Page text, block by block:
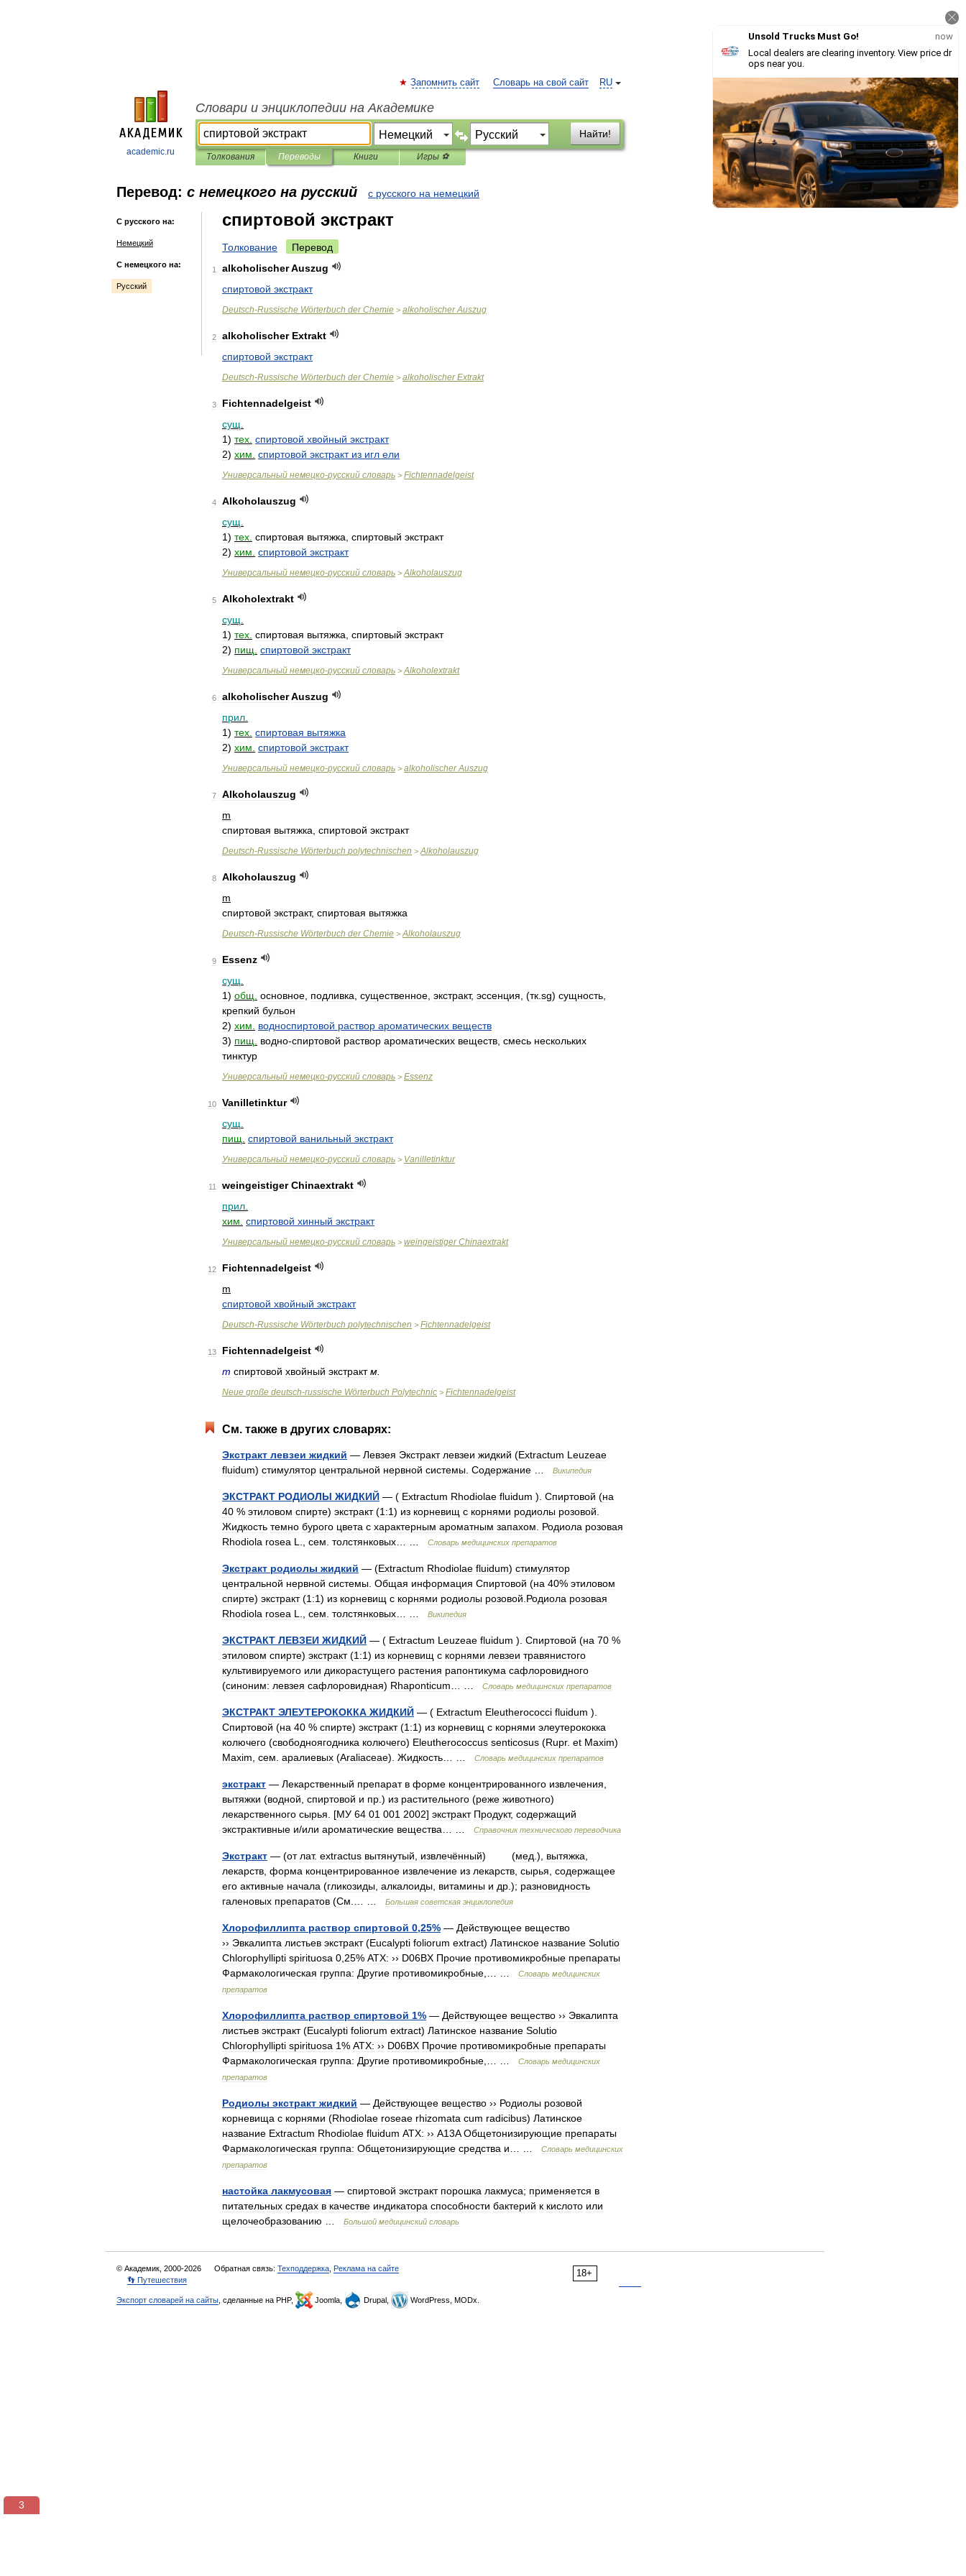
academic.ru
RU
Запомнить сайт Словарь на свой сайт
Словари и энциклопедии на Академике
Найти!
Толкования Переводы Книги Игры ⚽
Перевод: с немецкого на русский с русского на немецкий
С русского на:
Немецкий
С немецкого на:
Русский
спиртовой экстракт
Толкование Перевод
1 alkoholischerAuszug
спиртовой экстракт
Deutsch-Russische Wörterbuch der Chemie > alkoholischer Auszug
2 alkoholischer Extrakt
спиртовой экстракт
Deutsch-Russische Wörterbuch der Chemie > alkoholischer Extrakt
3
Fichtennadelgeist
сущ
1) тех спиртовой хвойный экстракт
2) хим спиртовой экстракт из игл ели
Универсальный немецко-русский словарь > Fichtennadelgeist
4
Alkoholauszug
сущ
1) тех спиртовая вытяжка спиртовый экстракт
2) хим спиртовой экстракт
Универсальный немецко-русский словарь > Alkoholauszug
5
Alkoholextrakt
сущ
1) тех спиртовая вытяжка спиртовый экстракт
2) пищ спиртовой экстракт
Универсальный немецко-русский словарь > Alkoholextrakt
6 alkoholischerAuszug
прил
1) тех спиртовая вытяжка
2) хим спиртовой экстракт
Универсальный немецко-русский словарь > alkoholischer Auszug
7
Alkoholauszug
m
спиртовая вытяжка спиртовой экстракт
Deutsch-Russische Wörterbuch polytechnischen > Alkoholauszug
8
Alkoholauszug
m
спиртовой экстракт, спиртовая вытяжка
Deutsch-Russische Wörterbuch der Chemie > Alkoholauszug
9
Essenz
сущ
1) общ основное подливка существенное экстракт, эссенция , (тк sg) сущность
крепкий бульон
2) хим водноспиртовой раствор ароматических веществ
3) пищ водно-спиртовой раствор ароматических веществ смесь нескольких
тинктур
Универсальный немецко-русский словарь > Essenz
10
Vanilletinktur
сущ
пищ спиртовой ванильный экстракт
Универсальный немецко-русский словарь > Vanilletinktur
11 weingeistiger Chinaextrakt
прил
хим спиртовой хинный экстракт
Универсальный немецко-русский словарь > weingeistiger Chinaextrakt
12
Fichtennadelgeist
m
спиртовой хвойный экстракт
Deutsch-Russische Wörterbuch polytechnischen > Fichtennadelgeist
13
Fichtennadelgeist
m спиртовой хвойный экстракт м
Neue große deutsch-russische Wörterbuch Polytechnic > Fichtennadelgeist
См. также в других словарях:
Экстракт левзеи жидкий — Левзея Экстракт левзеи жидкий (Extractum Leuzeae
fluidum) стимулятор центральной нервной системы Содержание Википедия
ЭКСТРАКТ РОДИОЛЫ ЖИДКИЙ — ( Extractum Rhodiolae fluidum ). Спиртовой (на
40 % этиловом спирте) экстракт(1:1) из корневищ с корнями родиолы розовой
Жидкость темно бурого цвета с характерным ароматным запахом Родиола розовая
Rhodiola rosea L сем толстянковых Словарь медицинских препаратов
Экстракт родиолы жидкий — (Extractum Rhodiolae fluidum) стимулятор
центральной нервной системы Общая информация Спиртовой (на 40% этиловом
спирте) экстракт(1:1) из корневищ с корнями родиолы розовой Родиола розовая
Rhodiola rosea L сем толстянковых Википедия
ЭКСТРАКТ ЛЕВЗЕИ ЖИДКИЙ — ( Extractum Leuzeae fluidum ). Спиртовой (на 70 %
этиловом спирте) экстракт(1:1) из корневищ с корнями левзеи травянистого
культивируемого или дикорастущего растения рапонтикума сафлоровидного
(синоним: левзея сафлоровидная) Rhaponticum Словарь медицинских препаратов
ЭКСТРАКТ ЭЛЕУТЕРОКОККА ЖИДКИЙ — ( Extractum Eleutherococci fluidum ).
Спиртовой (на 40 % спирте) экстракт(1:1) из корневищ с корнями элеутерококка
колючего (свободноягодника колючего) Eleutherococcus senticosus (Rupr. еt Maxim)
Махim сем аралиевых (Araliaceae). Жидкость Словарь медицинских препаратов
экстракт — Лекарственный препарат в форме концентрированного извлечения
вытяжки (водной спиртовой и пр .) из растительного (реже животного)
лекарственного сырья . [МУ 64 01 001 2002] экстракт Продукт, содержащий
экстрактивные и/или ароматические вещества Справочник технического переводчика
Экстракт — (от лат. extractus вытянутый извлечённый) (мед .), вытяжка
лекарств форма концентрированное извлечение из лекарств сырья содержащее
его активные начала (гликозиды алкалоиды витамины и др .); разновидность
галеновых препаратов (См Большая советская энциклопедия
Хлорофиллипта раствор спиртовой 0,25% — Действующее вещество
›› Эвкалипта листьев экстракт(Eucalypti foliorum extract) Латинское название Solutio
Chlorophyllipti spirituosa 0 25% АТХ: ›› D06BX Прочие противомикробные препараты
Фармакологическая группа: Другие противомикробные Словарь медицинских
препаратов
Хлорофиллипта раствор спиртовой 1% — Действующее вещество ›› Эвкалипта
листьев экстракт(Eucalypti foliorum extract) Латинское название Solutio
Chlorophyllipti spirituosa 1% АТХ: ›› D06BX Прочие противомикробные препараты
Фармакологическая группа: Другие противомикробные Словарь медицинских
препаратов
Родиолы экстракт жидкий — Действующее вещество ›› Родиолы розовой
корневища с корнями (Rhodiolae roseae rhizomata cum radicibus) Латинское
название Extractum Rhodiolae fluidum АТХ: ›› A13A Общетонизирующие препараты
Фармакологическая группа: Общетонизирующие средства и Словарь медицинских
препаратов
настойка лакмусовая — спиртовой экстракт порошка лакмуса; применяется в
питательных средах в качестве индикатора способности бактерий к кислото или
щелочеобразованию
Большой медицинский словарь
18+
© Академик, 2000-2026 Обратная связь: Техподдержка Реклама на сайте
👣 Путешествия
Экспорт словарей на сайты , сделанные на PHP, Joomla, Drupal, WordPress, MODx.
3